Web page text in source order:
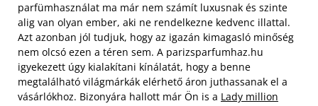
parfümhasználat ma már nem számít luxusnak és szinte
alig van olyan ember, aki ne rendelkezne kedvenc illattal.
Azt azonban jól tudjuk, hogy az igazán kimagasló minőség
nem olcsó ezen a téren sem. A parizsparfumhaz.hu
igyekezett úgy kialakítani kínálatát, hogy a benne
megtalálható világmárkák elérhető áron juthassanak el a
vásárlókhoz. Bizonyára hallott már Ön is a Lady million